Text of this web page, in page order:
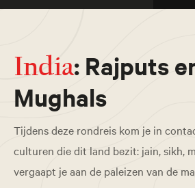
India: Rajputs
Mughals
Tijdens deze rondreis kom je in
culturen die dit land bezit: jain, sikh,
vergaapt je aan de paleizen van de